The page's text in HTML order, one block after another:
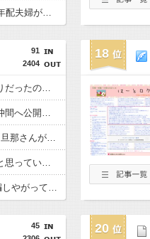
新居に引っ越して3日後､家に帰ると旦那と年配夫婦が談笑していた。挨拶すると…年配夫婦「三つ指ついてようこそおいでくださいました､というのが礼儀だろ」→そして…
91
2404
狙っていた美人社員に連絡先を送ったつもりだったのに待ち合わせに来たのは同じ苗字の別人だった。間違いだと言えないまま…
出会い系をしてた彼氏にスクショをバイト仲間へ公開していいか改めて確認したら「恥かくのはそっちだからw」と言われた。30枚ほど投下したら…
会社のBBQで同僚Bが管理職Aの奥さんに「旦那さんが不倫してる」と伝えた。しかし奥さんは「そのような事を言い出す貴方の神経を疑います」と…
友達の再婚相手に「ただのラッキーな人かと思っていましたけど、違うんですね」と言ったら、友達から主人を馬鹿にしたと怒りのメールが届いた
私の方が何歳も年下だと知った友達Aが「騙しやがって年増のクソババアが！」と暴れ出した。自分の年齢を覚えてなくて誤魔化してたのがまさかの事態に…
18
45
20